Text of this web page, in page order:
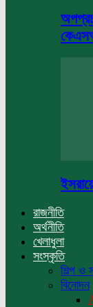
রাজনীতি
অর্থনীতি
খেলাধুলা
সংস্কৃতি
শিল্প ও
বিনোদন